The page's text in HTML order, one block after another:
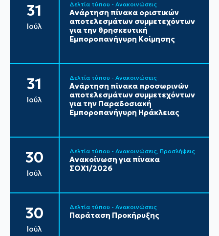
31
Ιούλ
Δελτία τύπου - Ανακοινώσεις
Ανάρτηση πίνακα οριστικών
αποτελεσμάτων συμμετεχόντων
για την θρησκευτική
Εμποροπανήγυρη Κοίμησης
31
Ιούλ
Δελτία τύπου - Ανακοινώσεις
Ανάρτηση πίνακα προσωρινών
αποτελεσμάτων συμμετεχόντων
για την Παραδοσιακή
Εμποροπανήγυρη Ηράκλειας
30
Ιούλ
Δελτία τύπου - Ανακοινώσεις Προσλήψεις
Ανακοίνωση για πίνακα
ΣΟΧ1/2026
30
Ιούλ
Δελτία τύπου - Ανακοινώσεις
Παράταση Προκήρυξης